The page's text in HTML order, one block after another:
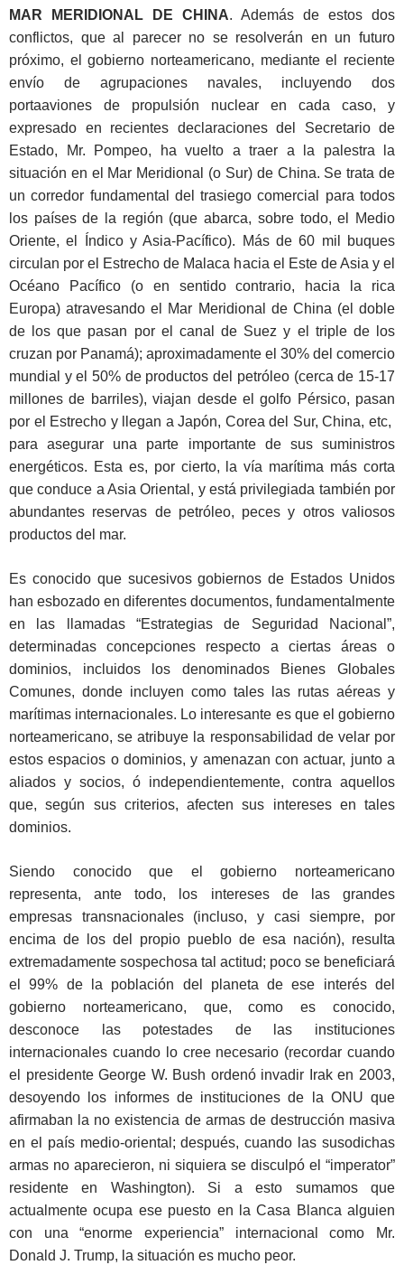
MAR MERIDIONAL DE CHINA. Además de estos dos
conflictos, que al parecer no se resolverán en un futuro
próximo, el gobierno norteamericano, mediante el reciente
envío de agrupaciones navales, incluyendo dos
portaaviones de propulsión nuclear en cada caso, y
expresado en recientes declaraciones del Secretario de
Estado, Mr. Pompeo, ha vuelto a traer a la palestra la
situación en el Mar Meridional (o Sur) de China. Se trata de
un corredor fundamental del trasiego comercial para todos
los países de la región (que abarca, sobre todo, el Medio
Oriente, el Índico y Asia-Pacífico). Más de 60 mil buques
circulan por el Estrecho de Malaca hacia el Este de Asia y el
Océano Pacífico (o en sentido contrario, hacia la rica
Europa) atravesando el Mar Meridional de China (el doble
de los que pasan por el canal de Suez y el triple de los
cruzan por Panamá); aproximadamente el 30% del comercio
mundial y el 50% de productos del petróleo (cerca de 15-17
millones de barriles), viajan desde el golfo Pérsico, pasan
por el Estrecho y llegan a Japón, Corea del Sur, China, etc,
para asegurar una parte importante de sus suministros
energéticos. Esta es, por cierto, la vía marítima más corta
que conduce a Asia Oriental, y está privilegiada también por
abundantes reservas de petróleo, peces y otros valiosos
productos del mar.
Es conocido que sucesivos gobiernos de Estados Unidos
han esbozado en diferentes documentos, fundamentalmente
en las llamadas “Estrategias de Seguridad Nacional”,
determinadas concepciones respecto a ciertas áreas o
dominios, incluidos los denominados Bienes Globales
Comunes, donde incluyen como tales las rutas aéreas y
marítimas internacionales. Lo interesante es que el gobierno
norteamericano, se atribuye la responsabilidad de velar por
estos espacios o dominios, y amenazan con actuar, junto a
aliados y socios, ó independientemente, contra aquellos
que, según sus criterios, afecten sus intereses en tales
dominios.
Siendo conocido que el gobierno norteamericano
representa, ante todo, los intereses de las grandes
empresas transnacionales (incluso, y casi siempre, por
encima de los del propio pueblo de esa nación), resulta
extremadamente sospechosa tal actitud; poco se beneficiará
el 99% de la población del planeta de ese interés del
gobierno norteamericano, que, como es conocido,
desconoce las potestades de las instituciones
internacionales cuando lo cree necesario (recordar cuando
el presidente George W. Bush ordenó invadir Irak en 2003,
desoyendo los informes de instituciones de la ONU que
afirmaban la no existencia de armas de destrucción masiva
en el país medio-oriental; después, cuando las susodichas
armas no aparecieron, ni siquiera se disculpó el “imperator”
residente en Washington). Si a esto sumamos que
actualmente ocupa ese puesto en la Casa Blanca alguien
con una “enorme experiencia” internacional como Mr.
Donald J. Trump, la situación es mucho peor.